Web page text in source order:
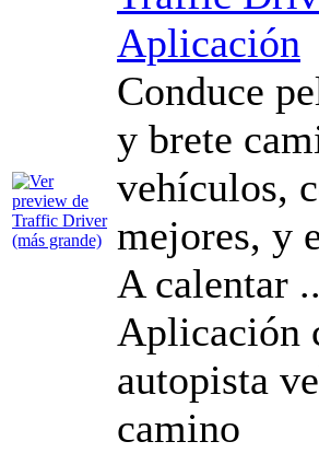
Aplicación
Conduce
y brete
vehículos,
mejores, y
A calentar
Aplicación
autopista
camino